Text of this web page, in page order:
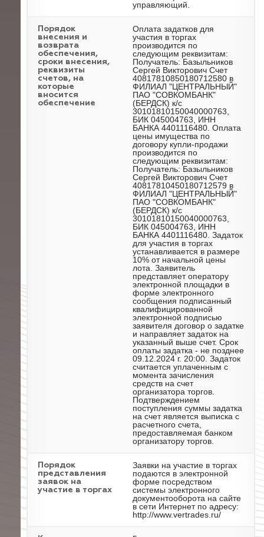
управляющий.
Порядок
внесения и
возврата
обеспечения,
сроки внесения,
реквизиты
счетов, на
которые
вносится
обеспечение
Оплата задатков для
участия в торгах
производится по
следующим реквизитам:
Получатель: Базыльников
Сергей Викторович Счет
40817810850180712580 в
ФИЛИАЛ "ЦЕНТРАЛЬНЫЙ"
ПАО "СОВКОМБАНК"
(БЕРДСК) к/с
30101810150040000763,
БИК 045004763, ИНН
БАНКА 4401116480. Оплата
цены имущества по
договору купли-продажи
производится по
следующим реквизитам:
Получатель: Базыльников
Сергей Викторович Счет
40817810450180712579 в
ФИЛИАЛ "ЦЕНТРАЛЬНЫЙ"
ПАО "СОВКОМБАНК"
(БЕРДСК) к/с
30101810150040000763,
БИК 045004763, ИНН
БАНКА 4401116480. Задаток
для участия в торгах
устанавливается в размере
10% от начальной цены
лота. Заявитель
представляет оператору
электронной площадки в
форме электронного
сообщения подписанный
квалифицированной
электронной подписью
заявителя договор о задатке
и направляет задаток на
указанный выше счет. Срок
оплаты задатка - не позднее
09.12.2024 г. 20:00. Задаток
считается уплаченным с
момента зачисления
средств на счет
организатора торгов.
Подтверждением
поступления суммы задатка
на счет является выписка с
расчетного счета,
предоставляемая банком
организатору торгов.
Порядок
представления
заявок на
участие в торгах
Заявки на участие в торгах
подаются в электронной
форме посредством
системы электронного
документооборота на сайте
в сети Интернет по адресу:
http://www.vertrades.ru/